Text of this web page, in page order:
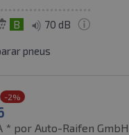
B 70 dB
pneus
-2%
* por Auto-Raifen GmbH